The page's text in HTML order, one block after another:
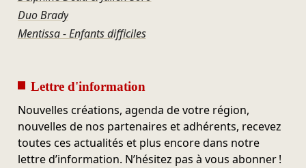
Duo Brady
Mentissa - Enfants difficiles
Lettre d'information
Nouvelles créations, agenda de votre région,
nouvelles de nos partenaires et adhérents, recevez
toutes ces actualités et plus encore dans notre
lettre d’information. N’hésitez pas à vous abonner !